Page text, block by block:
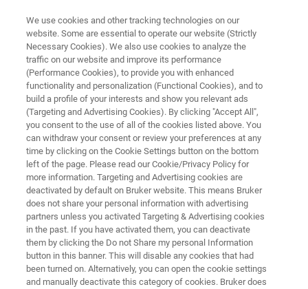
AFMと磁気共鳴装置による多角
的高分子解析
本ウェビナーは、2021年3月10日に開催され
ます。
We use cookies and other tracking technologies on our
website. Some are essential to operate our website (Strictly
Necessary Cookies). We also use cookies to analyze the
traffic on our website and improve its performance
(Performance Cookies), to provide you with enhanced
functionality and personalization (Functional Cookies), and to
build a profile of your interests and show you relevant ads
(Targeting and Advertising Cookies). By clicking "Accept All",
you consent to the use of all of the cookies listed above. You
can withdraw your consent or review your preferences at any
time by clicking on the Cookie Settings button on the bottom
left of the page. Please read our Cookie/Privacy Policy for
more information. Targeting and Advertising cookies are
deactivated by default on Bruker website. This means Bruker
does not share your personal information with advertising
partners unless you activated Targeting & Advertising cookies
in the past. If you have activated them, you can deactivate
them by clicking the Do not Share my personal Information
button in this banner. This will disable any cookies that had
been turned on. Alternatively, you can open the cookie settings
and manually deactivate this category of cookies. Bruker does